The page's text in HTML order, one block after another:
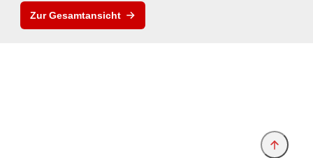
Zur Gesamtansicht